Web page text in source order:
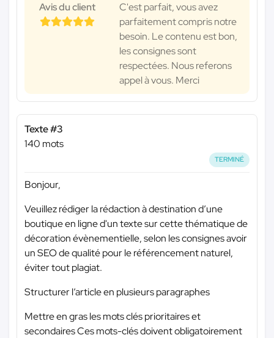
Avis du client
C'est parfait, vous avez
parfaitement compris notre
besoin. Le contenu est bon,
les consignes sont
respectées. Nous referons
appel à vous. Merci
Texte #3
140 mots
TERMINÉ
Bonjour,
Veuillez rédiger la rédaction à destination d’une
boutique en ligne d'un texte sur cette thématique de
décoration évènementielle, selon les consignes avoir
un SEO de qualité pour le référencement naturel,
éviter tout plagiat.
Structurer l’article en plusieurs paragraphes
Mettre en gras les mots clés prioritaires et
secondaires Ces mots-clés doivent obligatoirement